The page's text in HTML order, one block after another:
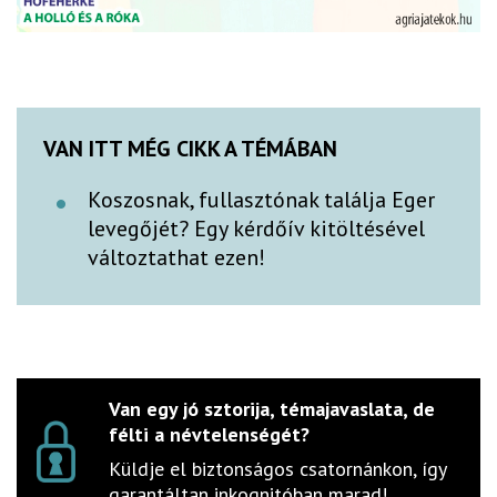
VAN ITT MÉG CIKK A TÉMÁBAN
Koszosnak, fullasztónak találja Eger
levegőjét? Egy kérdőív kitöltésével
változtathat ezen!
Van egy jó sztorija, témajavaslata, de
félti a névtelenségét?
Küldje el biztonságos csatornánkon, így